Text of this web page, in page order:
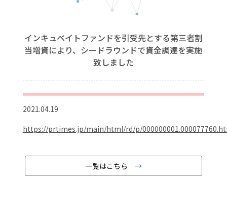
インキュベイトファンドを引受先とする第三者割
当増資により、シードラウンドで資金調達を実施
致しました
2021.04.19
https://prtimes.jp/main/html/rd/p/
一覧はこちら